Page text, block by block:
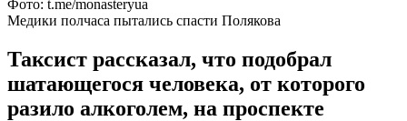
Фото: t.me/monasteryua
Медики полчаса пытались спасти Полякова
Таксист рассказал, что подобрал
шатающегося человека, от которого
разило алкоголем, на проспекте